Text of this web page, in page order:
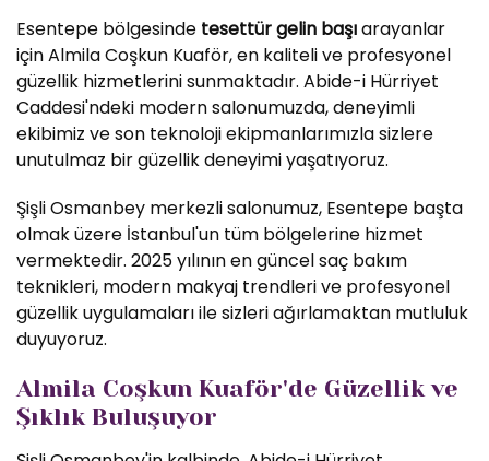
Esentepe bölgesinde tesettür gelin başıarayanlar
için Almila Coşkun Kuaför, en kaliteli ve profesyonel
güzellik hizmetlerini sunmaktadır. Abide-i Hürriyet
Caddesi'ndeki modern salonumuzda, deneyimli
ekibimiz ve son teknoloji ekipmanlarımızla sizlere
unutulmaz bir güzellik deneyimi yaşatıyoruz.
Şişli Osmanbey merkezli salonumuz, Esentepe başta
olmak üzere İstanbul'un tüm bölgelerine hizmet
vermektedir. 2025 yılının en güncel saç bakım
teknikleri, modern makyaj trendleri ve profesyonel
güzellik uygulamaları ile sizleri ağırlamaktan mutluluk
duyuyoruz.
Almila Coşkun Kuaför'de Güzellik ve
Şıklık Buluşuyor